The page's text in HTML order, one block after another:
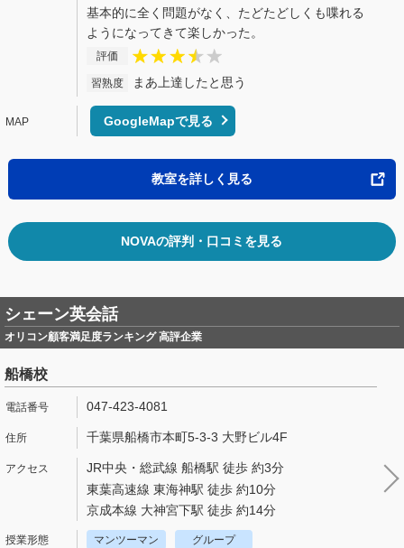
基本的に全く問題がなく、たどたどしくも喋れる
ようになってきて楽しかった。
評価
習熟度 まあ上達したと思う
GoogleMapで見る
教室を詳しく見る
NOVAの評判・口コミを見る
シェーン英会話
オリコン顧客満足度ランキング 高評企業
船橋校
047-423-4081
千葉県船橋市本町5-3-3 大野ビル4F
JR中央・総武線 船橋駅 徒歩 約3分
東葉高速線 東海神駅 徒歩 約10分
京成本線 大神宮下駅 徒歩 約14分
マンツーマン グループ